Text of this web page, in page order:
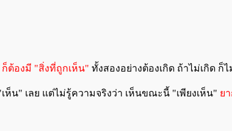
ก็ต้องมี "สิ่งที่ถูกเห็น" ทั้งสองอย่างต้องเกิด ถ้าไม่เกิด ก็
น" เลย แต่ไม่รู้ความจริงว่า เห็นขณะนี้ "เพียงเห็น" ย